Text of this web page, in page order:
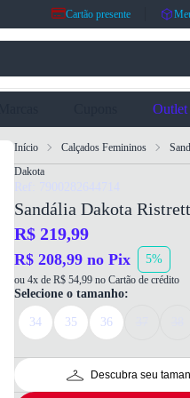
Cartão presente
Outlet
Início Calçados Femininos
Dakota
Ref: 7900282644714
Sandália Dakota
R$ 219,99
R$ 208,99 no Pix 5%
ou 4x de R$ 54,99 no Cartão de crédito
Selecione o tamanho:
34 35 36
Descubra seu